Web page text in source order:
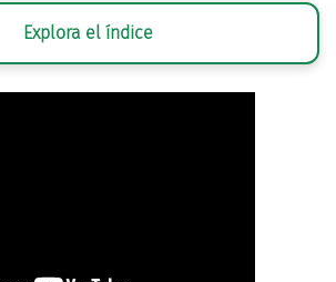
Explora el índice